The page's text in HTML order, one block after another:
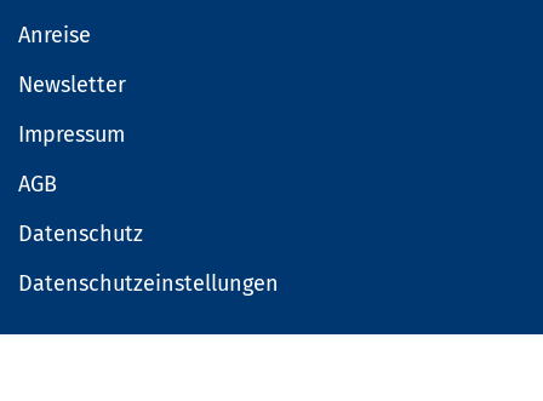
Anreise
Newsletter
Impressum
AGB
Datenschutz
Datenschutzeinstellungen